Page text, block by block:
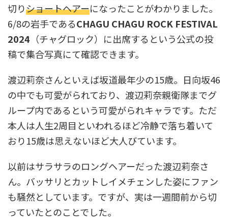
切りショートヘアーになったことがわかりました。
6/8の岩手であるCHAGU CHAGU ROCK FESTIVAL
2024 （チャグロック）に出席するという公式の投
稿で集合写真にて確認できます。
渡辺莉奈さんといえば坂道最年少の15歳。日向坂46
の中でも可愛がられており、渡辺莉奈親衛隊までグ
ループ内であるという可愛がられキャラです。ただ
本人は人生2周目といわれるほど冷静で落ち着いて
おり15歳は思えないほど大人びています。
以前はサラサラのロングヘアーだった渡辺莉奈さ
ん。バッサリとカットしイメチェンした姿にファン
も騒然としています。ですが、実は一週間前から切
っていたとのことでした。